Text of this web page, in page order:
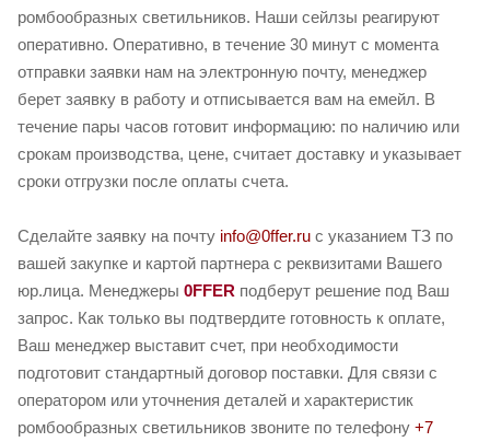
ромбообразных светильников. Наши сейлзы реагируют
оперативно. Оперативно, в течение 30 минут с момента
отправки заявки нам на электронную почту, менеджер
берет заявку в работу и отписывается вам на емейл. В
течение пары часов готовит информацию: по наличию или
срокам производства, цене, считает доставку и указывает
сроки отгрузки после оплаты счета.
Сделайте заявку на почту info@0ffer.ru с указанием ТЗ по
вашей закупке и картой партнера с реквизитами Вашего
юр.лица. Менеджеры 0FFER подберут решение под Ваш
запрос. Как только вы подтвердите готовность к оплате,
Ваш менеджер выставит счет, при необходимости
подготовит стандартный договор поставки. Для связи с
оператором или уточнения деталей и характеристик
ромбообразных светильников звоните по телефону +7